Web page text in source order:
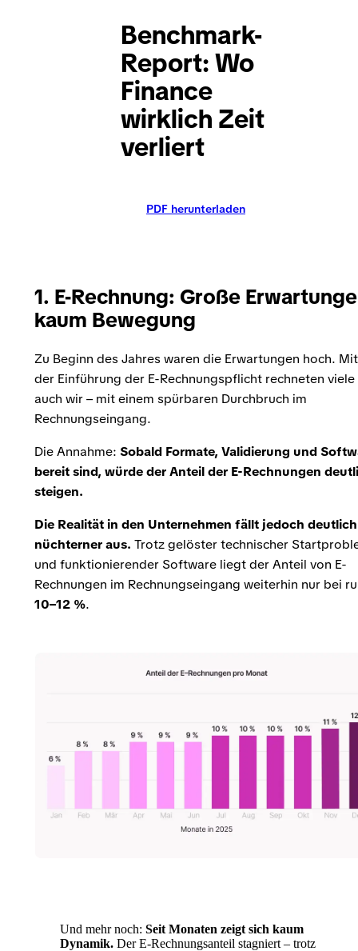
Benchmark-
Report: Wo
Finance
wirklich Zeit
verliert
PDF herunterladen
1. E-Rechnung: Große
kaum Bewegung
Zu Beginn des Jahres waren die Erwartungen hoch. Mit
der Einführung der E-Rechnungspflicht rechneten viele
auch wir – mit einem spürbaren Durchbruch im
Rechnungseingang.
Die Annahme: Sobald Formate, Validierung und
bereit sind, würde der Anteil der E-Rechnungen
steigen.
Die Realität in den Unternehmen fällt jedoch deutlich
nüchterner aus. Trotz gelöster technischer
und funktionierender Software liegt der Anteil von E-
Rechnungen im Rechnungseingang weiterhin nur bei
10–12 %.
Und mehr noch: Seit Monaten zeigt sich kaum
Dynamik. Der E-Rechnungsanteil stagniert – trotz